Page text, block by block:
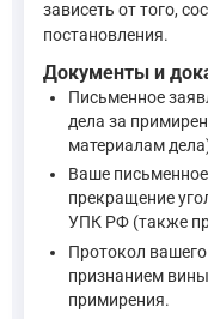
зависеть от того,
постановления.
Документы и
Письменное
дела за
материалам
Ваше
прекращение
УПК РФ (также
Протокол
признанием
примирения.